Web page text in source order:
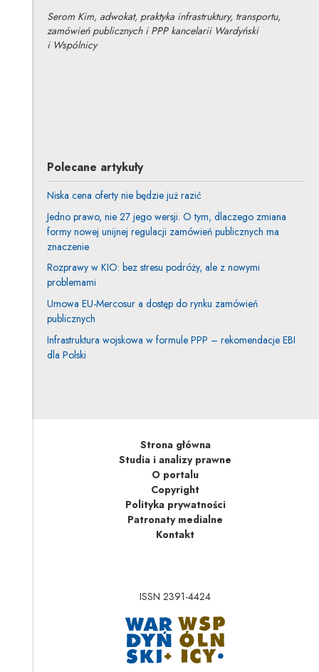
Serom Kim, adwokat, praktyka infrastruktury, transportu,
zamówień publicznych i PPP kancelarii Wardyński
i Wspólnicy
Polecane artykuły
Niska cena oferty nie będzie już razić
Jedno prawo, nie 27 jego wersji. O tym, dlaczego zmiana
formy nowej unijnej regulacji zamówień publicznych ma
znaczenie
Rozprawy w KIO: bez stresu podróży, ale z nowymi
problemami
Umowa EU-Mercosur a dostęp do rynku zamówień
publicznych
Infrastruktura wojskowa w formule PPP – rekomendacje EBI
dla Polski
Strona główna
Studia i analizy prawne
O portalu
Copyright
Polityka prywatności
Patronaty medialne
Kontakt
ISSN 2391-4424
Uwaga, link zostanie